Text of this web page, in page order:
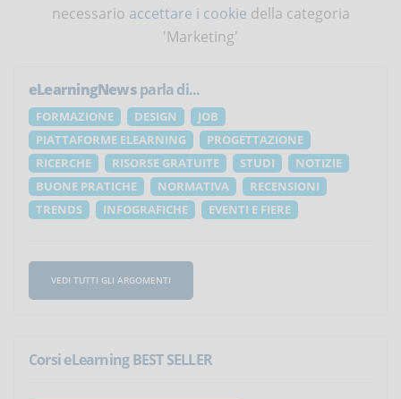
necessario accettare i cookie della categoria
'Marketing'
eLearningNewsparla di...
FORMAZIONE DESIGN
JOB
PIATTAFORME ELEARNING
PROGETTAZIONE
RICERCHE
RISORSE GRATUITE STUDI
NOTIZIE
BUONE PRATICHE
NORMATIVA
RECENSIONI
TRENDS
INFOGRAFICHE EVENTI E FIERE
VEDI TUTTI GLI ARGOMENTI
Corsi eLearning BEST SELLER